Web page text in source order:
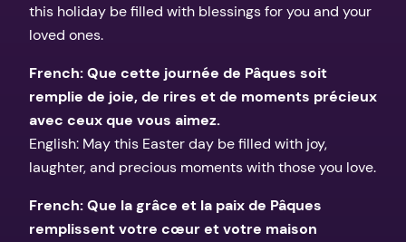
this holiday be filled with blessings for you and your
loved ones.
French: Que cette journée de Pâques soit
remplie de joie, de rires et de moments précieux
avec ceux que vous aimez.
English: May this Easter day be filled with joy,
laughter, and precious moments with those you love.
French: Que la grâce et la paix de Pâques
remplissent votre cœur et votre maison